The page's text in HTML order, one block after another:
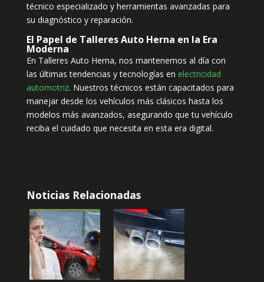
técnico especializado y herramientas avanzadas para
su diagnóstico y reparación.
El Papel de Talleres Auto Herna en la Era
Moderna
En Talleres Auto Herna, nos mantenemos al día con
las últimas tendencias y tecnologías en electricidad
automotriz. Nuestros técnicos están capacitados para
manejar desde los vehículos más clásicos hasta los
modelos más avanzados, asegurando que tu vehículo
reciba el cuidado que necesita en esta era digital.
Noticias Relacionadas